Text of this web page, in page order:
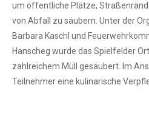
um öffentliche Plätze,
von Abfall zu säubern. Unter der
Barbara Kaschl und
Hanscheg wurde das Spielfelder
zahlreichem Müll gesäubert. Im
Teilnehmer eine kulinarische